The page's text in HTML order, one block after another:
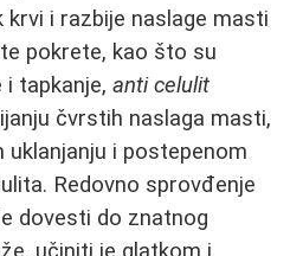
i razbije naslage masti
pokrete, kao što su
i tapkanje, anti celulit
čvrstih naslaga masti,
i postepenom
Redovno sprovđenje
dovesti do znatnog